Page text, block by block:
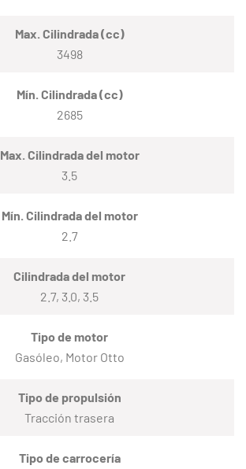
Max. Cilindrada (cc)
3498
Mín. Cilindrada (cc)
2685
Max. Cilindrada del motor
3.5
Mín. Cilindrada del motor
2.7
Cilindrada del motor
2.7, 3.0, 3.5
Tipo de motor
Gasóleo, Motor Otto
Tipo de propulsión
Tracción trasera
Tipo de carrocería